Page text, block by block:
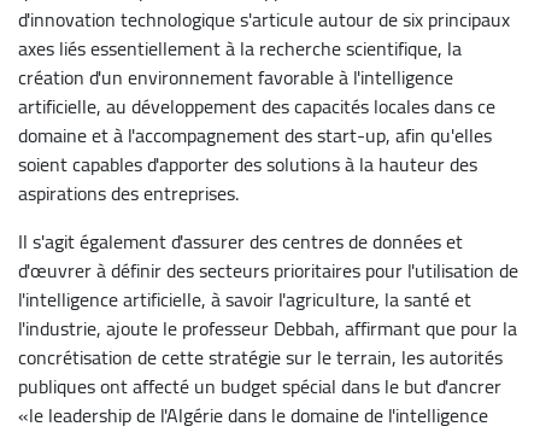
d'innovation technologique s'articule autour de six principaux
axes liés essentiellement à la recherche scientifique, la
création d'un environnement favorable à l'intelligence
artificielle, au développement des capacités locales dans ce
domaine et à l'accompagnement des start-up, afin qu'elles
soient capables d'apporter des solutions à la hauteur des
aspirations des entreprises.
Il s'agit également d'assurer des centres de données et
d'œuvrer à définir des secteurs prioritaires pour l'utilisation de
l'intelligence artificielle, à savoir l'agriculture, la santé et
l'industrie, ajoute le professeur Debbah, affirmant que pour la
concrétisation de cette stratégie sur le terrain, les autorités
publiques ont affecté un budget spécial dans le but d'ancrer
«le leadership de l'Algérie dans le domaine de l'intelligence